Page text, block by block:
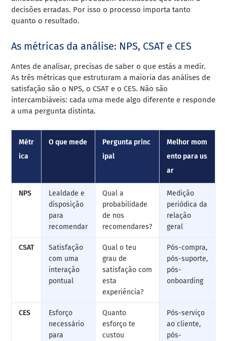
decisões erradas. Por isso o processo importa tanto
quanto o resultado.
As métricas da análise: NPS, CSAT e CES
Antes de analisar, precisas de saber o que estás a medir.
As três métricas que estruturam a maioria das análises de
satisfação são o NPS, o CSAT e o CES. Não são
intercambiáveis: cada uma mede algo diferente e responde
a uma pergunta distinta.
Métr
ica
O que mede
Pergunta princ
ipal
Melhor mom
ento para us
ar
NPS
Lealdade e
disposição
para
recomendar
Qual a
probabilidade
de nos
recomendares?
Medição
periódica da
relação
geral
CSAT
Satisfação
com uma
interação
pontual
Qual o teu
grau de
satisfação com
esta
experiência?
Pós-compra,
pós-suporte,
pós-
onboarding
CES
Esforço
necessário
para
Quanto
esforço te
custou
Pós-serviço
ao cliente,
pós-